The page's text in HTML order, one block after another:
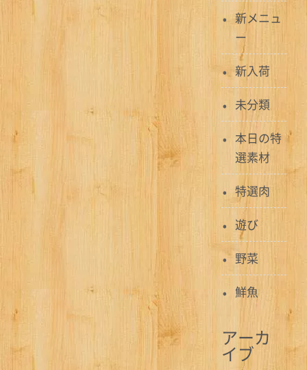
新メニュ
ー
新入荷
未分類
本日の特
選素材
特選肉
遊び
野菜
鮮魚
アーカ
イブ